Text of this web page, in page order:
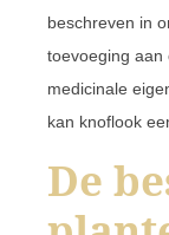
beschreven in
toevoeging aan
medicinale
kan knoflook
De